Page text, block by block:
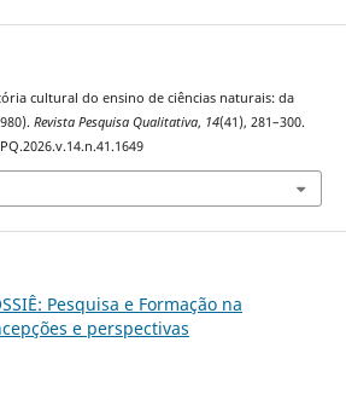
cultural do ensino de ciências naturais: da
Revista Pesquisa Qualitativa, 14(41), 281–300.
Pesquisa e Formação na
e perspectivas